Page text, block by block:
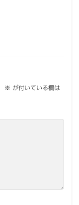
※ が付いている欄は